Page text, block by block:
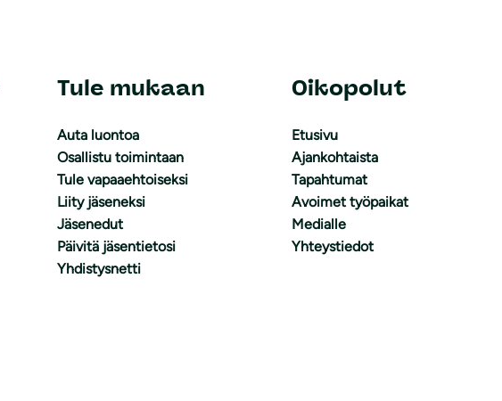
Tule mukaan
Auta luontoa
Osallistu toimintaan
Tule vapaaehtoiseksi
Liity jäseneksi
Jäsenedut
Päivitä jäsentietosi
Yhdistysnetti
Oikopolut
Etusivu
Ajankohtaista
Tapahtumat
Avoimet työpaikat
Medialle
Yhteystiedot